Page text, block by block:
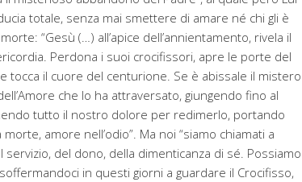
totale, senza mai smettere di amare né chi gli è
“Gesù (…) all’apice dell’annientamento, rivela il
Perdona i suoi crocifissori, apre le porte del
tocca il cuore del centurione. Se è abissale il mistero
che lo ha attraversato, giungendo fino al
tutto il nostro dolore per redimerlo, portando
amore nell’odio”. Ma noi “siamo chiamati a
servizio, del dono, della dimenticanza di sé. Possiamo
in questi giorni a guardare il Crocifisso,